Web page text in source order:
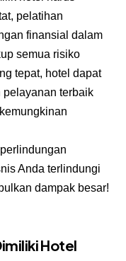
pelatihan
finansial dalam
semua risiko
tepat, hotel dapat
pelayanan terbaik
Anda terlindungi
dampak besar!
Hotel